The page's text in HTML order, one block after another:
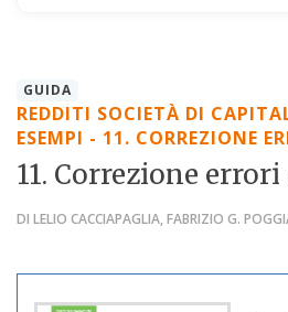
GUIDA
REDDITI SOCIETÀ DI
ESEMPI - 11. CORREZIONE
11. Correzione
DI LELIO CACCIAPAGLIA, FABRIZIO G.